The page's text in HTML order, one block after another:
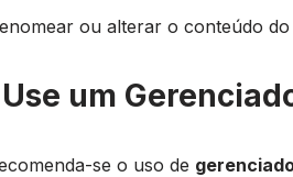
ou alterar o conteúdo
um
se o uso de